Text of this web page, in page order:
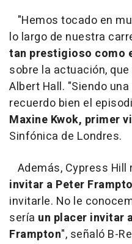
"Hemos tocado en
lo largo de nuestra
tan prestigioso como
sobre la actuación,
Albert Hall. "Siendo
recuerdo bien el
Maxine Kwok, primer
Sinfónica de Londres.
Además, Cypress Hill
invitar a Peter
invitarle. No le
sería un placer invitar
Frampton", señaló B-